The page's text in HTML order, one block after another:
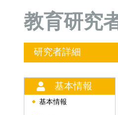
教育研究
研究者詳細
基本情報
◆ 基本情報